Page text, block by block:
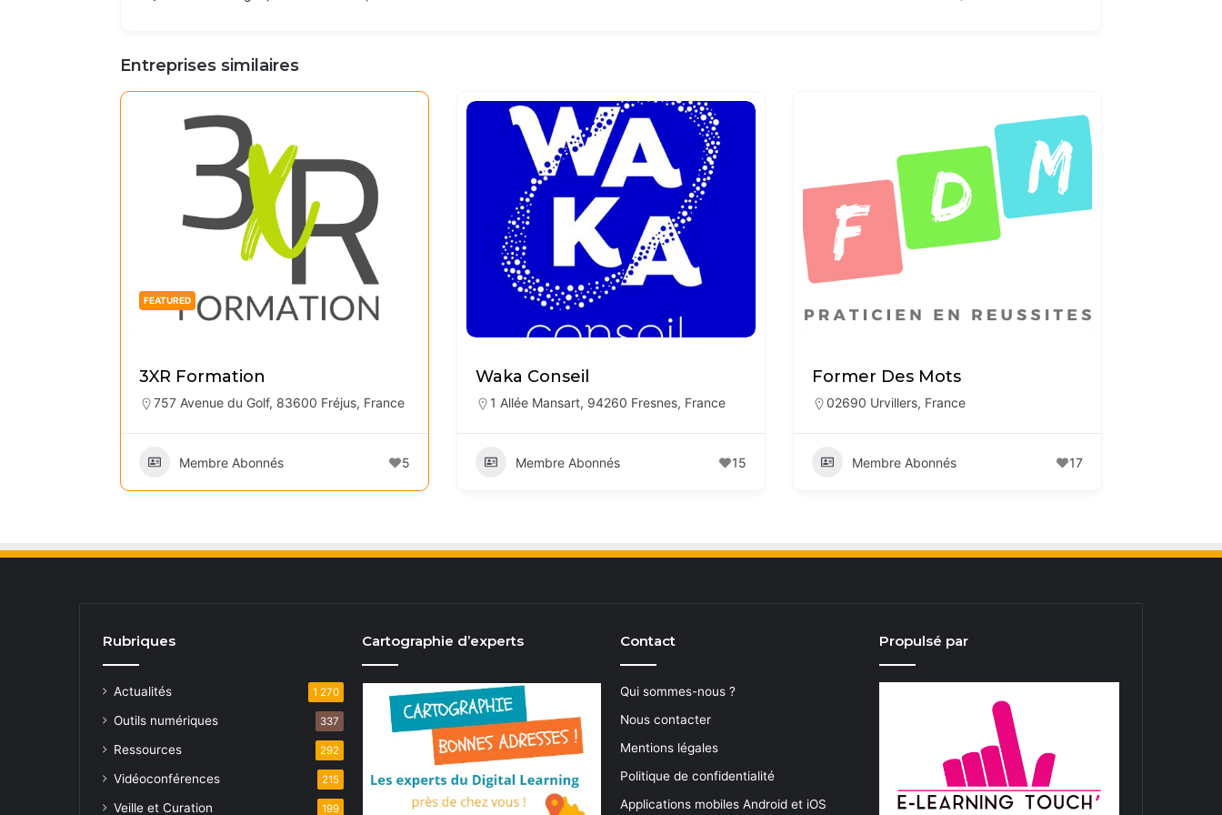
Entreprises similaires
FEATURED
3XR Formation
757 Avenue du Golf, 83600 Fréjus, France
Membre Abonnés 5
Waka Conseil
1 Allée Mansart, 94260 Fresnes, France
Membre Abonnés 15
Former Des Mots
02690 Urvillers, France
Membre Abonnés 17
Rubriques
Actualités 1 270
Outils numériques 337
Ressources 292
Vidéoconférences 215
Veille et Curation 199
Cartographie d’experts Contact
Qui sommes-nous ?
Nous contacter
Mentions légales
Politique de confidentialité
Applications mobiles Android et iOS
Propulsé par